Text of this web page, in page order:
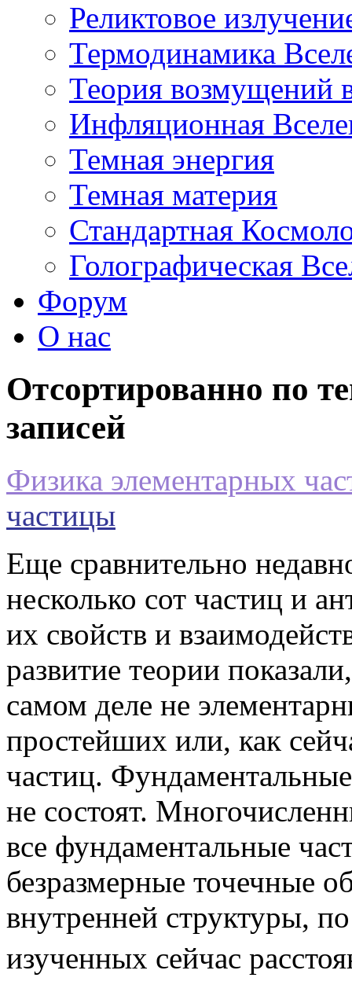
Реликтовое
Термодинамика
Теория возмущений
Инфляционная
Темная энергия
Темная материя
Стандартная
Голографическая
Форум
О нас
Отсортированно по
записей
Физика элементарных
частицы
Еще сравнительно
несколько сот частиц и
их свойств и
развитие теории
самом деле не
простейших или, как
частиц.
не состоят.
все фундаментальные
безразмерные точечные
внутренней структуры,
изученных сейчас